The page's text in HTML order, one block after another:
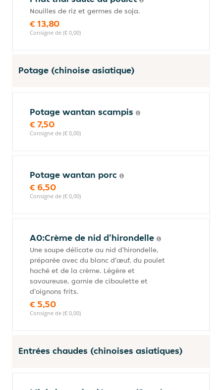
Nouilles de riz et germes de soja.
€ 13,80
Consigne de (€ 0,00)
Potage (chinoise asiatique)
Potage wantan scampis
€ 7,50
Consigne de (€ 0,00)
Potage wantan porc
€ 6,50
Consigne de (€ 0,00)
A0:Crème de nid d'hirondelle
Une soupe délicate au nid d'hirondelle,
préparée avec du blanc d'œuf, du poulet
haché et de la crème. Légère et
savoureuse, garnie de ciboulette et
d'oignons frits.
€ 5,50
Consigne de (€ 0,00)
Entrées chaudes (chinoises asiatiques)